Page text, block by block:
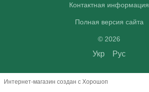
Контактная информация
Полная версия сайта
© 2026
Укр Рус
Интернет-магазин создан с Хорошоп